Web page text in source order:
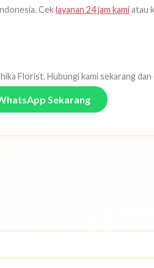
Ceklayanan 24 jam kamiatau
Florist. Hubungi kami sekarang
Sekarang